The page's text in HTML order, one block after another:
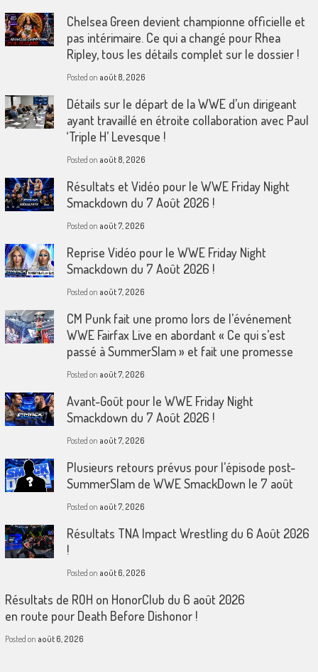
Chelsea Green devient championne officielle et
pas intérimaire. Ce qui a changé pour Rhea
Ripley, tous les détails complet sur le dossier !
Posted on août 8, 2026
Détails sur le départ de la WWE d’un dirigeant
ayant travaillé en étroite collaboration avec Paul
‘Triple H’ Levesque !
Posted on août 8, 2026
Résultats et Vidéo pour le WWE Friday Night
Smackdown du 7 Août 2026 !
Posted on août 7, 2026
Reprise Vidéo pour le WWE Friday Night
Smackdown du 7 Août 2026 !
Posted on août 7, 2026
CM Punk fait une promo lors de l’événement
WWE Fairfax Live en abordant « Ce qui s’est
passé à SummerSlam » et fait une promesse
Posted on août 7, 2026
Avant-Goût pour le WWE Friday Night
Smackdown du 7 Août 2026 !
Posted on août 7, 2026
Plusieurs retours prévus pour l’épisode post-
SummerSlam de WWE SmackDown le 7 août
Posted on août 7, 2026
Résultats TNA Impact Wrestling du 6 Août 2026
!
Posted on août 6, 2026
Résultats de ROH on HonorClub du 6 août 2026
en route pour Death Before Dishonor !
Posted on août 6, 2026